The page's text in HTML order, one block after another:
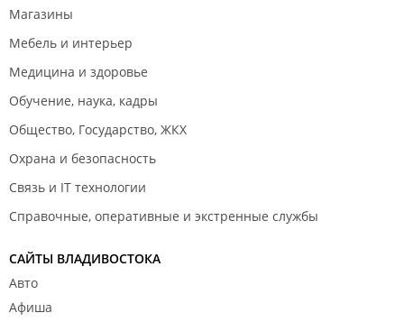
Магазины
Мебель и интерьер
Медицина и здоровье
Обучение, наука, кадры
Общество, Государство, ЖКХ
Охрана и безопасность
Связь и IT технологии
Справочные, оперативные и экстренные службы
САЙТЫ ВЛАДИВОСТОКА
Авто
Афиша